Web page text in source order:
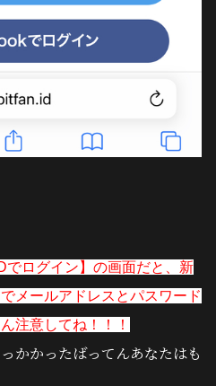
ログイン】の画面だと、新
メールアドレスとパスワード
注意してね！！！
かかったばってんあなたはも